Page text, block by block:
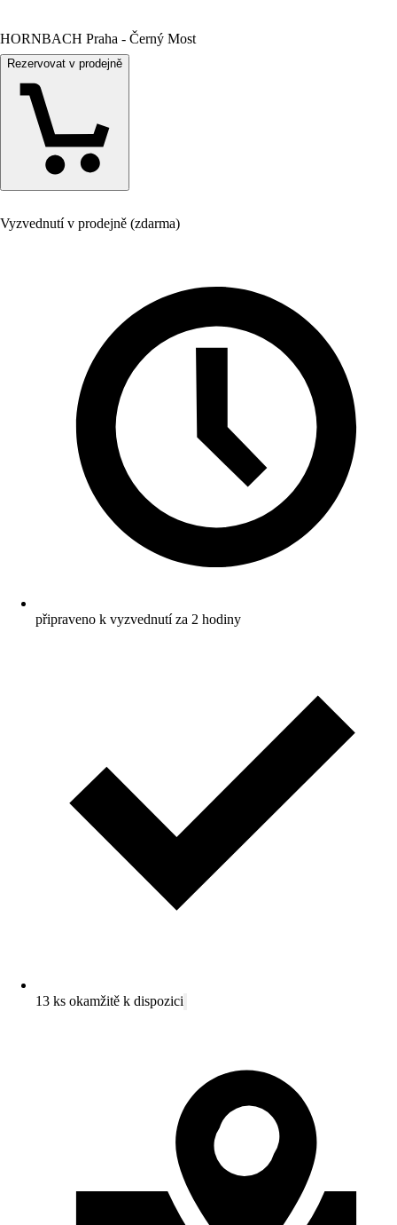
HORNBACH Praha - Černý Most
Rezervovat v prodejně
Vyzvednutí v prodejně (zdarma)
připraveno k vyzvednutí za 2 hodiny
13 ks okamžitě k dispozici